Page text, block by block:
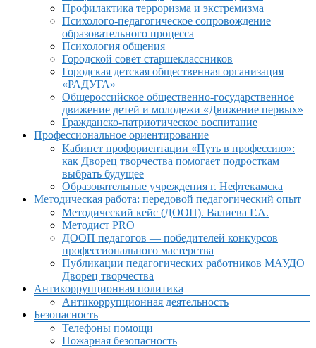
Профилактика терроризма и экстремизма
Психолого-педагогическое сопровождение
образовательного процесса
Психология общения
Городской совет старшеклассников
Городская детская общественная организация
«РАДУГА»
Общероссийское общественно-государственное
движение детей и молодежи «Движение первых»
Гражданско-патриотическое воспитание
Профессиональное ориентирование
Кабинет профориентации «Путь в профессию»:
как Дворец творчества помогает подросткам
выбрать будущее
Образовательные учреждения г. Нефтекамска
Методическая работа: передовой педагогический опыт
Методический кейс (ДООП). Валиева Г.А.
Методист PRO
ДООП педагогов — победителей конкурсов
профессионального мастерства
Публикации педагогических работников МАУДО
Дворец творчества
Антикоррупционная политика
Антикоррупционная деятельность
Безопасность
Телефоны помощи
Пожарная безопасность